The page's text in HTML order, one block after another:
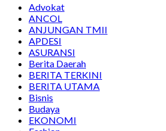
Advokat
ANCOL
ANJUNGAN TMII
APDESI
ASURANSI
Berita Daerah
BERITA TERKINI
BERITA UTAMA
Bisnis
Budaya
EKONOMI